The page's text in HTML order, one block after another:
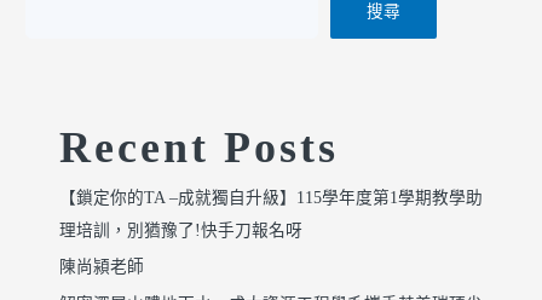
搜尋
Recent Posts
【鎖定你的TA –成就獨自升級】115學年度第1學期教學助
理培訓，別猶豫了!快手刀報名呀
陳尚潁老師